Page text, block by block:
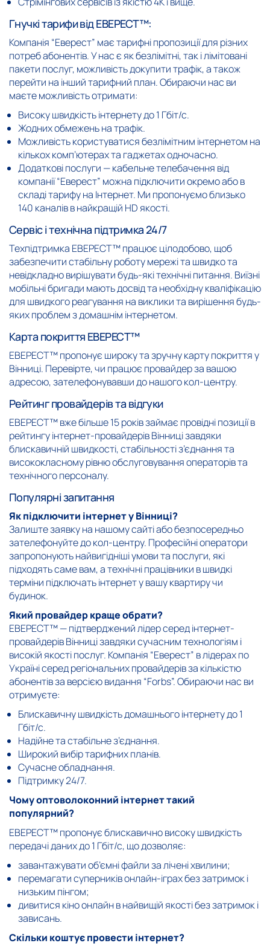
Гнучкі тарифи від ЕВЕРЕСТ™:
Компанія “Еверест” має тарифні пропозиції для різних
потреб абонентів. У нас є як безлімітні, так і лімітовані
пакети послуг, можливість докупити трафік, а також
перейти на інший тарифний план. Обираючи нас ви
маєте можливість отримати:
Високу швидкість інтернету до 1 Гбіт/с.
Жодних обмежень на трафік.
Можливість користуватися безлімітним інтернетом на
кількох комп’ютерах та гаджетах одночасно.
Додаткові послуги — кабельне телебачення від
компанії “Еверест” можна підключити окремо або в
складі тарифу на Інтернет. Ми пропонуємо близько
140 каналів в найкращій HD якості.
Сервіс і технічна підтримка 24/7
Техпідтримка ЕВЕРЕСТ™ працює цілодобово, щоб
забезпечити стабільну роботу мережі та швидко та
невідкладно вирішувати будь-які технічні питання. Виїзні
мобільні бригади мають досвід та необхідну кваліфікацію
для швидкого реагування на виклики та вирішення будь-
яких проблем з домашнім інтернетом.
Карта покриття ЕВЕРЕСТ™
ЕВЕРЕСТ™ пропонує широку та зручну карту покриття у
Вінниці. Перевірте, чи працює провайдер за вашою
адресою, зателефонувавши до нашого кол-центру.
Рейтинг провайдерів та відгуки
ЕВЕРЕСТ™ вже більше 15 років займає провідні позиції в
рейтингу інтернет-провайдерів Вінниці завдяки
блискавичній швидкості, стабільності з’єднання та
висококласному рівню обслуговування операторів та
технічного персоналу.
Популярні запитання
Як підключити інтернет у Вінниці?
Залиште заявку на нашому сайті або безпосередньо
зателефонуйте до кол-центру. Професійні оператори
запропонують найвигідніші умови та послуги, які
підходять саме вам, а технічні працівники в швидкі
терміни підключать інтернет у вашу квартиру чи
будинок.
Який провайдер краще обрати?
ЕВЕРЕСТ™ — підтверджений лідер серед інтернет-
провайдерів Вінниці завдяки сучасним технологіям і
високій якості послуг. Компанія “Еверест” в лідерах по
Україні серед регіональних провайдерів за кількістю
абонентів за версією видання “Forbs”. Обираючи нас ви
отримуєте:
Блискавичну швидкість домашнього інтернету до 1
Гбіт/с.
Надійне та стабільне з’єднання.
Широкий вибір тарифних планів.
Сучасне обладнання.
Підтримку 24/7.
Чому оптоволоконний інтернет такий
популярний?
ЕВЕРЕСТ™ пропонує блискавично високу швидкість
передачі даних до 1 Гбіт/с, що дозволяє:
завантажувати об’ємні файли за лічені хвилини;
перемагати суперників онлайн-іграх без затримок і
низьким пінгом;
дивитися кіно онлайн в найвищій якості без затримок і
зависань.
Скільки коштує провести інтернет?